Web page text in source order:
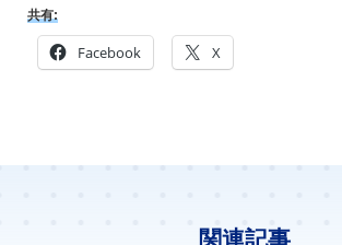
共有:
Facebook X
関連記事